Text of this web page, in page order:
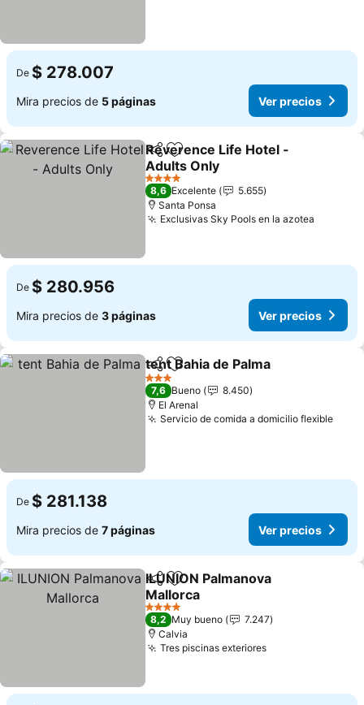
De $ 278.007
Mira precios de 5 páginas Ver precios
CompartirAgregar a favoritos
Reverence Life Hotel -
Adults Only
Ver precios
4 Estrellas
8,6 Excelente
5.655
Santa Ponsa
Exclusivas Sky Pools en la azotea
De $ 280.956
Mira precios de 3 páginas Ver precios
CompartirAgregar a favoritos
tent Bahia de Palma
3 Estrellas
7,6 Bueno
8.450
El Arenal
Servicio de comida a domicilio flexibleVer
De $ 281.138
Mira precios de 7 páginas Ver precios
CompartirAgregar a favoritos
ILUNION Palmanova
Mallorca
Ver precios
4 Estrellas
8,2 Muy bueno
7.247
Calvia
Tres piscinas exterioresVer precios